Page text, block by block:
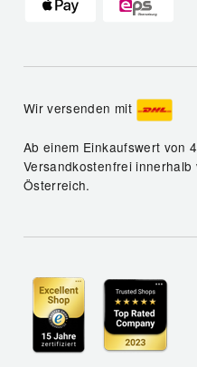
Wir versenden mit
Ab einem Einkaufswert von
Versandkostenfrei
Österreich.